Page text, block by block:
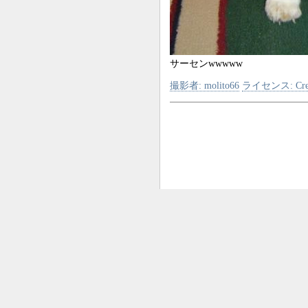
サーセンwwwww
撮影者: molito66 ライセンス: